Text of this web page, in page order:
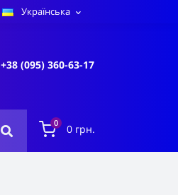
Українська
+38 (095) 360-63-17
0 0 грн.